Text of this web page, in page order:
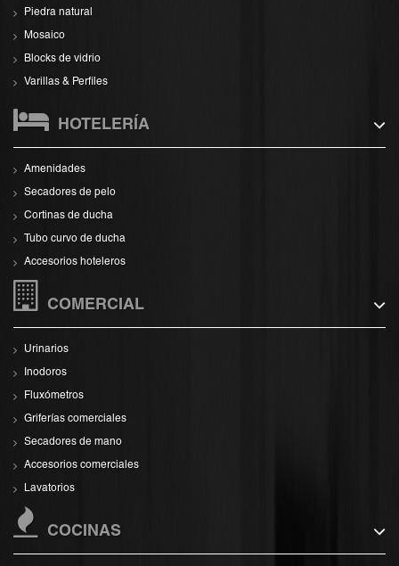
Piedra natural
Mosaico
Blocks de vidrio
Varillas & Perfiles
HOTELERÍA
Amenidades
Secadores de pelo
Cortinas de ducha
Tubo curvo de ducha
Accesorios hoteleros
COMERCIAL
Urinarios
Inodoros
Fluxómetros
Griferías comerciales
Secadores de mano
Accesorios comerciales
Lavatorios
COCINAS